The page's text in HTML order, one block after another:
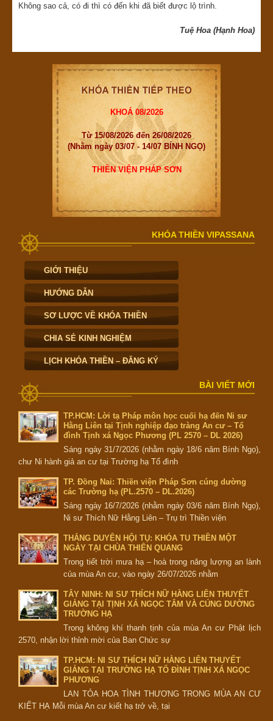
Không sao cả, có đi thì có đến khi đã biết được lộ trình.
Tuệ Hoa (Hạnh Hoa)
KHOÁ 08/2026
Từ 15/08/2026 đến 26/08/2026
(Nhằm ngày 03/07 - 14/07 BÍNH NGỌ)
THIỀN VIỆN PHÁP SƠN
KHÓA THIỀN VIPASSANA
GIỚI THIỆU
HƯỚNG DẪN
SƠ LƯỢC VỀ KHÓA THIỀN
CHIA SẺ KINH NGHIỆM
LỊCH KHÓA THIỀN – ĐĂNG KÝ
BÀI VIẾT MỚI
TP.HCM: Lời tạ Pháp môn học cuối hạ đến Ni sư
Hằng Liên tại Tịnh nghiệp đạo tràng An cư – Tổ
đình Tịnh xá Ngọc Phương (PL 2570 – DL 2026)
Sáng ngày 31/7/2026 (nhằm ngày 18/6 năm Bính Ngọ),
chư Ni hành giả an cư tại Trường hạ Tổ đình
TP. Đồng Nai: Thiền viện Pháp Sơn cúng dường
các Trường hạ (PL.2570 – DL.2026)
Sáng ngày 16/7/2026 (nhằm ngày 03/6 năm Bính Ngọ),
Ni sư Thích Nữ Hằng Liên – Trụ trì Thiền viện
THẮNG DUYÊN HỘI TỤ: KHÓA TU THIỀN MỘT
NGÀY TẠI CHÙA THIÊN QUANG
Trong tiết trời mưa hạ – hoà trong năng lượng an lành
của mùa An cư, vào ngày 26/07/2026 nhằm
TÂY NINH: NI SƯ THÍCH NỮ HẰNG LIÊN THUYẾT
GIẢNG TẠI TỊNH XÁ NGỌC TÂM VÀ CÚNG DƯỜNG
TRƯỜNG HẠ
Trong không khí thanh tịnh của mùa An cư Phật lịch
2570, nhận lời thỉnh mời của Ban Chức sự
TP.HCM: NI SƯ THÍCH NỮ HẰNG LIÊN THUYẾT
GIẢNG TẠI TRƯỜNG HẠ TỔ ĐÌNH TỊNH XÁ NGỌC
PHƯƠNG
LAN TỎA HOA TÌNH THƯƠNG TRONG MÙA AN CƯ
KIẾT HẠ Mỗi mùa An cư kiết hạ trở về, tại